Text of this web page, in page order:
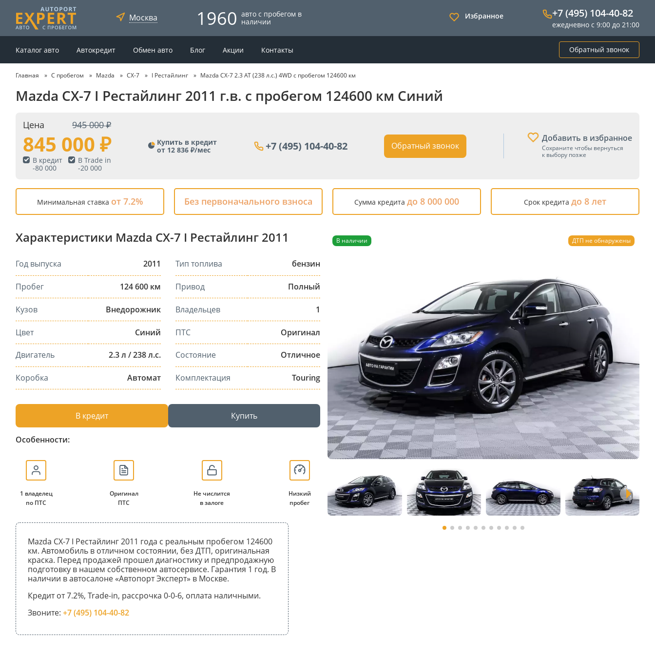
Москва 1960 авто с пробегом в
наличии
Избранное +7 (495) 104-40-82
ежедневно с 9:00 до 21:00
Каталог авто Автокредит Обмен авто Блог Акции Контакты Обратный звонок
Главная С пробегом Mazda CX-7 I Рестайлинг Mazda CX-7 2.3 AT (238 л.с.) 4WD с пробегом 124600 км
Mazda CX-7 I Рестайлинг 2011 г.в. с пробегом 124600 км Синий
Цена 945 000
845 000
В кредит
-80 000
В Trade in
-20 000
Купить в кредит
от 12 836 ₽/мес
+7 (495) 104-40-82 Обратный звонок
Добавить в избранное
Сохраните чтобы вернуться
к выбору позже
Минимальная ставка от 7.2% Без первоначального взноса Сумма кредита до 8 000 000 Срок кредита до 8 лет
Характеристики Mazda CX-7 I Рестайлинг 2011
Год выпуска 2011
Пробег 124 600 км
Кузов Внедорожник
Цвет Синий
Двигатель 2.3 л / 238 л.с.
Коробка Автомат
Тип топлива бензин
Привод Полный
Владельцев 1
ПТС Оригинал
Состояние Отличное
Комплектация Touring
В кредит Купить
Особенности:
1 владелец
по ПТС
Оригинал
ПТС
Не числится
в залоге
Низкий
пробег
Mazda CX-7 I Рестайлинг 2011 года с реальным пробегом 124600
км. Автомобиль в отличном состоянии, без ДТП, оригинальная
краска. Перед продажей прошел диагностику и предпродажную
подготовку в нашем собственном автосервисе. Гарантия 1 год. В
наличии в автосалоне «Автопорт Эксперт» в Москве.
Кредит от 7.2%, Trade-in, рассрочка 0-0-6, оплата наличными.
Звоните: +7 (495) 104-40-82
В наличии ДТП не обнаружены